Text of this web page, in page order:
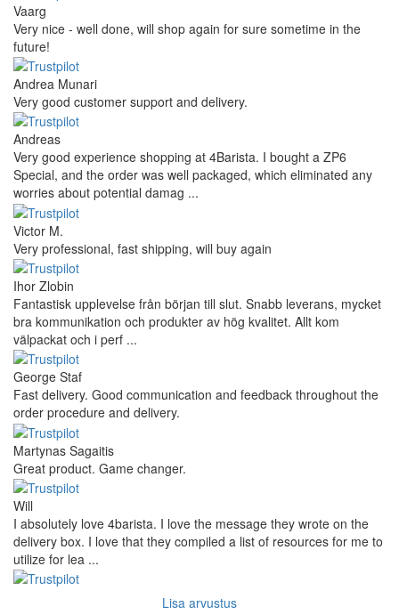
Vaarg
Very nice - well done, will shop again for sure sometime in the
future!
Andrea Munari
Very good customer support and delivery.
Andreas
Very good experience shopping at 4Barista. I bought a ZP6
Special, and the order was well packaged, which eliminated any
worries about potential damag ...
Victor M.
Very professional, fast shipping, will buy again
Ihor Zlobin
Fantastisk upplevelse från början till slut. Snabb leverans, mycket
bra kommunikation och produkter av hög kvalitet. Allt kom
välpackat och i perf ...
George Staf
Fast delivery. Good communication and feedback throughout the
order procedure and delivery.
Martynas Sagaitis
Great product. Game changer.
Will
I absolutely love 4barista. I love the message they wrote on the
delivery box. I love that they compiled a list of resources for me to
utilize for lea ...
Lisa arvustus